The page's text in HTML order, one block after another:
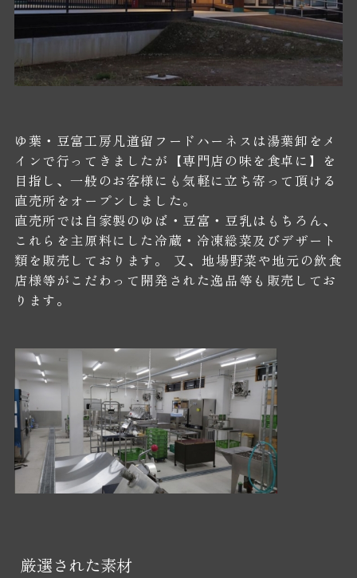
ゆ葉・豆富工房凡道留フードハーネスは湯葉卸をメ
インで行ってきましたが【専門店の味を食卓に】を
目指し、一般のお客様にも気軽に立ち寄って頂ける
直売所をオープンしました。
直売所では自家製のゆば・豆富・豆乳はもちろん、
これらを主原料にした冷蔵・冷凍総菜及びデザート
類を販売しております。 又、地場野菜や地元の飲食
店様等がこだわって開発された逸品等も販売してお
ります。
厳選された素材